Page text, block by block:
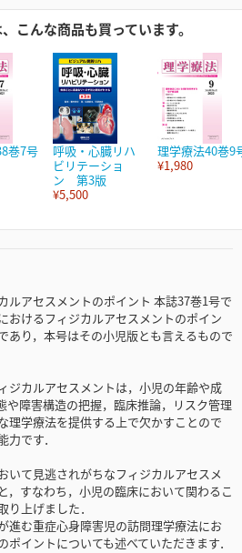
こんな商品も買っています。
巻7号
呼吸・心臓リハ
ビリテーショ
ン 第3版
¥5,500
理学療法40巻9
¥1,980
ルアセスメントのポイント 本誌37巻1号で
おけるフィジカルアセスメントのポイン
あり，本号はその小児版とも言えるもので
ジカルアセスメントは，小児の年齢や成
や障害構造の把握，臨床推論，リスク管理
理学療法を提供する上で欠かすことので
です．
いて見逃されがちなフィジカルアセスメ
，すなわち，小児の臨床において関わるこ
上げました．
進む重症心身障害児の訪問理学療法にお
イントについても述べていただきます．